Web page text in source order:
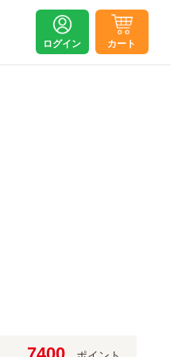
ログイン カート
7400